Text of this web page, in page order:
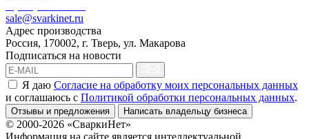
sale@svarkinet.ru
Адрес производства
Россия, 170002, г. Тверь, ул. Макарова
Подписаться на новости
Я даю Согласие на обработку моих персональных данных
и соглашаюсь c Политикой обработки персональных данных.
Отзывы и предложения Написать владельцу бизнеса
© 2000-2026 «СваркиНет»
Информация на сайте является интеллектуальной